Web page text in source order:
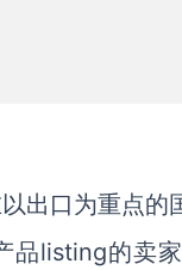
出口为重点的
listing的卖